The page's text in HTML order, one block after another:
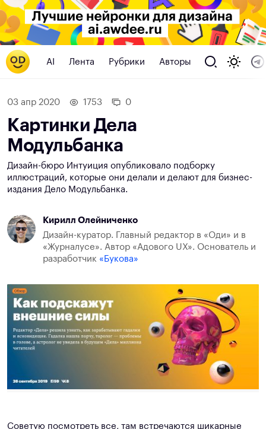
AI Лента Рубрики Авторы
03 апр 2020 1753 0
Картинки Дела
Модульбанка
Дизайн-бюро Интуиция опубликовало подборку
иллюстраций, которые они делали и делают для бизнес-
издания Дело Модульбанка.
Кирилл Олейниченко
Дизайн-куратор. Главный редактор в «Оди» и в
«Журналусе». Автор «Адового UX». Основатель и
разработчик «Букова»
Советую посмотреть все, там встречаются шикарные